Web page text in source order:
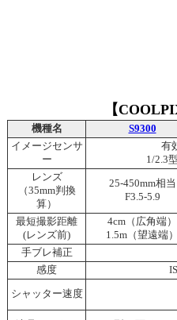
【
機種名 S9300
イメージセンサ
ー
有
1/2.3
レンズ
（35mm判換
算）
25-450mm相当
F3.5-5.9
最短撮影距離
(レンズ前)
4cm（広角端）
1.5m（望遠端）
手ブレ補正
感度
シャッター速度